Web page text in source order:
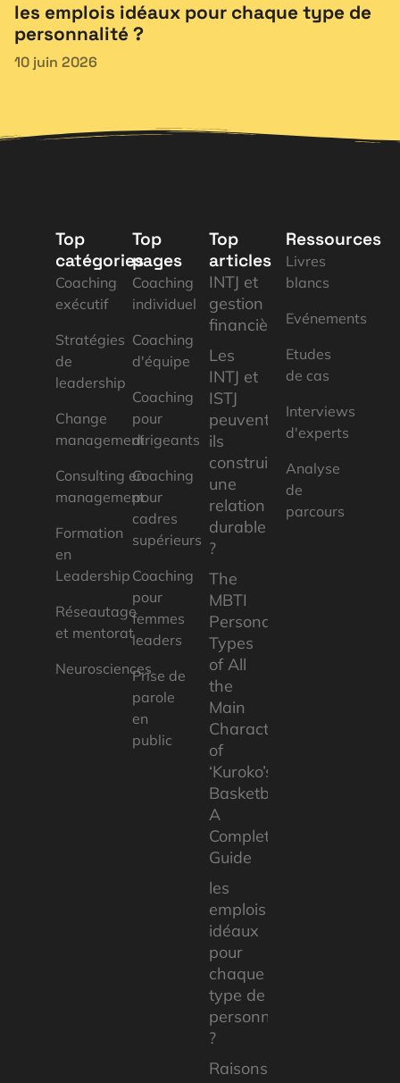
les emplois idéaux pour chaque type de
personnalité ?
10 juin 2026
Top
catégories
Coaching
exécutif
Stratégies
de
leadership
Change
management
Consulting en
management
Formation
en
Leadership
Réseautage
et mentorat
Neurosciences
Top
pages
Coaching
individuel
Coaching
d'équipe
Coaching
pour
dirigeants
Coaching
pour
cadres
supérieurs
Coaching
pour
femmes
leaders
Prise de
parole
en
public
Top
articles
INTJ et
gestion
financière
Les
INTJ et
ISTJ
peuvent-
ils
construire
une
relation
durable
?
The
MBTI
Personality
Types
of All
the
Main
Characters
of
‘Kuroko’s
Basketball’:
A
Complete
Guide
les
emplois
idéaux
pour
chaque
type de
personnalité
?
Raisons
Ressources
Livres
blancs
Evénements
Etudes
de cas
Interviews
d'experts
Analyse
de
parcours